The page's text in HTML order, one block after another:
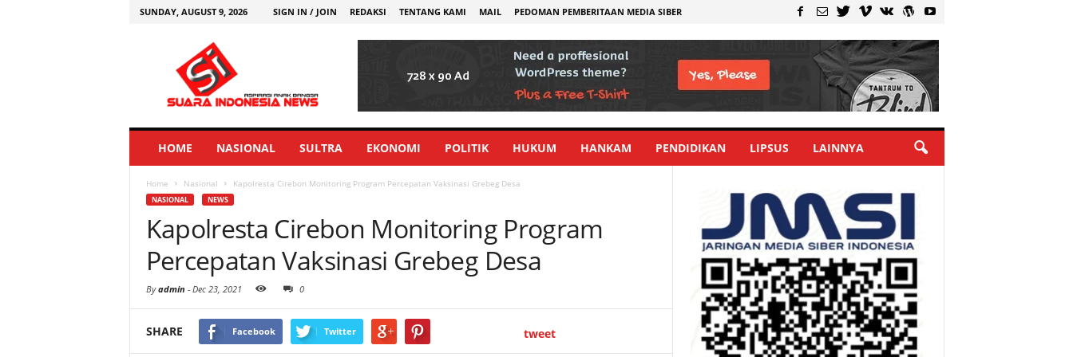
SUNDAY, AUGUST 9, 2026 SIGN IN / JOIN REDAKSI TENTANG KAMI MAIL PEDOMAN PEMBERITAAN MEDIA SIBER
HOME NASIONAL SULTRA EKONOMI POLITIK HUKUM HANKAM PENDIDIKAN LIPSUS LAINNYA
Home Nasional Kapolresta Cirebon Monitoring Program Percepatan Vaksinasi Grebeg Desa
NASIONAL NEWS
Kapolresta Cirebon Monitoring Program
Percepatan Vaksinasi Grebeg Desa
Byadmin - Dec 23, 2021 0
SHARE Facebook Twitter tweet